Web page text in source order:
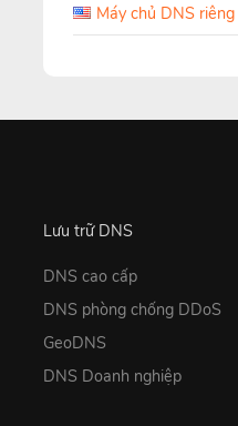
Máy chủ DNS
Lưu trữ DNS
DNS cao cấp
DNS phòng chống DDoS
GeoDNS
DNS Doanh nghiệp